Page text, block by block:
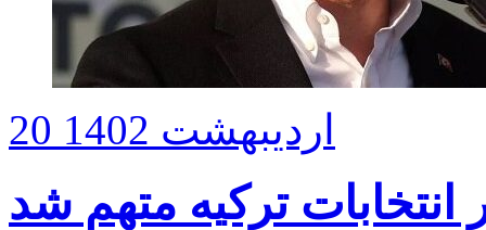
20 اردیبهشت 1402
انتخابات ترکیه متهم شد